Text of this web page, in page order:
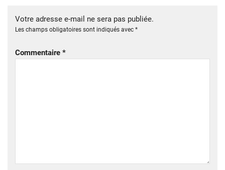
Votre adresse e-mail ne sera pas publiée.
Les champs obligatoires sont indiqués avec *
Commentaire *